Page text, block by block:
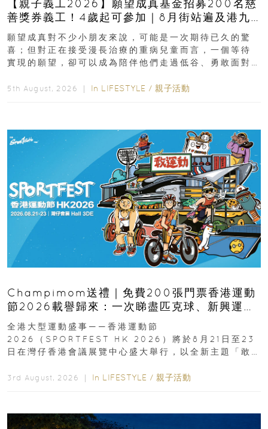
【親子義工2026】願望成真基金招募200名慈
善獎券義工！4歲起可參加｜8月街站遍及港九
新界
願望成真對不少小朋友來說，可能是一次期待已久的驚
喜；但對正在接受漫長治療的重病兒童而言，一個等待
實現的願望，卻可以成為陪伴他們走過低谷、勇敢面對
5th August, 2026 ｜ In LIFESTYLE / 親子活動
Champimom送禮｜免費200張門票香港運動
節2026載譽歸來：一次睇盡匹克球、新興運
動、街舞比賽＋逾百運動品牌展覽
全港大型運動盛事——香港運動節
2026（SPORTFEST HK 2026）將於8月21日至23
日在灣仔香港會議展覽中心盛大舉行，以全新主題「敢
3rd August, 2026 ｜ In LIFESTYLE / 親子活動